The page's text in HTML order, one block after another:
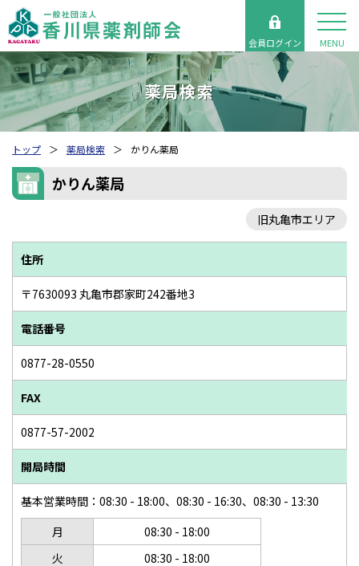
会員ログイン MENU
薬局検索
トップ 薬局検索 かりん薬局
かりん薬局
旧丸亀市エリア
住所
〒7630093 丸亀市郡家町242番地3
電話番号
0877-28-0550
FAX
0877-57-2002
開局時間
基本営業時間：08:30 - 18:00、08:30 - 16:30、08:30 - 13:30
月
08:30 - 18:00
火
08:30 - 18:00